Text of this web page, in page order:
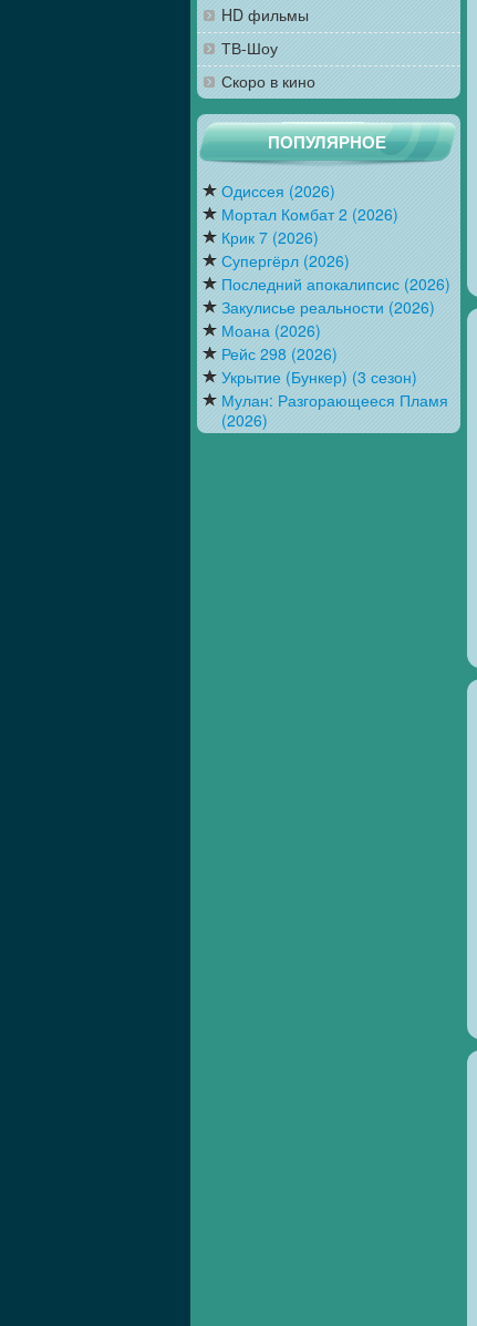
HD фильмы
ТВ-Шоу
Скоро в кино
ПОПУЛЯРНОЕ
Одиссея (2026)
Мортал Комбат 2 (2026)
Крик 7 (2026)
Супергёрл (2026)
Последний апокалипсис (2026)
Закулисье реальности (2026)
Моана (2026)
Рейс 298 (2026)
Укрытие (Бункер) (3 сезон)
Мулан: Разгорающееся Пламя
(2026)